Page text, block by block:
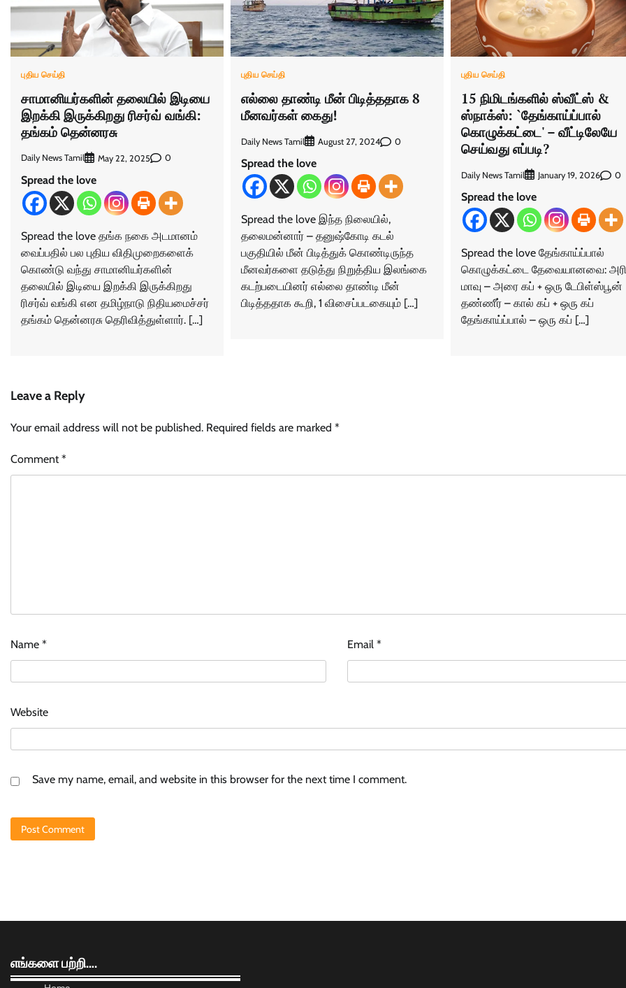
புதிய செய்தி
சாமானியர்களின் தலையில் இடியை
இறக்கி இருக்கிறது ரிசர்வ் வங்கி:
தங்கம் தென்னரசு
Daily News Tamil May 22, 2025 0
Spread the love
Spread the love தங்க நகை அடமானம்
வைப்பதில் பல புதிய விதிமுறைகளைக்
கொண்டு வந்து சாமானியர்களின்
தலையில் இடியை இறக்கி இருக்கிறது
ரிசர்வ் வங்கி என தமிழ்நாடு நிதியமைச்சர்
தங்கம் தென்னரசு தெரிவித்துள்ளார். […]
புதிய செய்தி
எல்லை தாண்டி மீன் பிடித்ததாக 8
மீனவர்கள் கைது!
Daily News Tamil August 27, 2024 0
Spread the love
Spread the love இந்த நிலையில்,
தலைமன்னார் – தனுஷ்கோடி கடல்
பகுதியில் மீன் பிடித்துக் கொண்டிருந்த
மீனவர்களை தடுத்து நிறுத்திய இலங்கை
கடற்படையினர் எல்லை தாண்டி மீன்
பிடித்ததாக கூறி, 1 விசைப்படகையும் […]
புதிய செய்தி
15 நிமிடங்களில் ஸ்வீட்ஸ் &
ஸ்நாக்ஸ்: `தேங்காய்ப்பால்
கொழுக்கட்டை' – வீட்டிலேயே
செய்வது எப்படி?
Daily News Tamil January 19, 2026 0
Spread the love
Spread the love தேங்காய்ப்பால்
கொழுக்கட்டை தேவையானவை:
மாவு – அரை கப் + ஒரு டேபிள்ஸ்பூன்
தண்ணீர் – கால் கப் + ஒரு கப்
தேங்காய்ப்பால் – ஒரு கப் […]
Leave a Reply
Your email address will not be published. Required fields are marked *
Comment*
Name * Email*
Website
Save my name, email, and website in this browser for the next time I comment.
எங்களை பற்றி….